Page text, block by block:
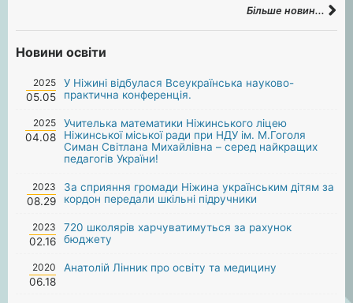
Більше новин...
Новини освіти
2025
05.05
У Ніжині відбулася Всеукраїнська науково-
практична конференція.
2025
04.08
Учителька математики Ніжинського ліцею
Ніжинської міської ради при НДУ ім. М.Гоголя
Симан Світлана Михайлівна – серед найкращих
педагогів України!
2023
08.29
За сприяння громади Ніжина українським дітям за
кордон передали шкільні підручники
2023
02.16
720 школярів харчуватимуться за рахунок
бюджету
2020
06.18
Анатолій Лінник про освіту та медицину